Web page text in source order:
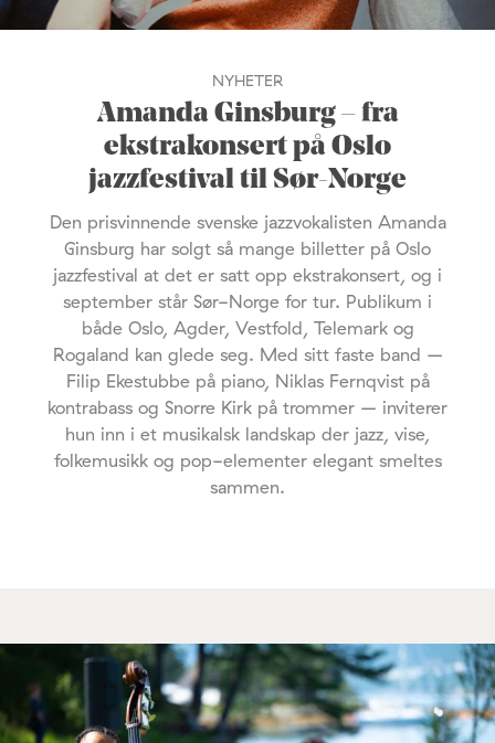
NYHETER
Amanda Ginsburg – fra
ekstrakonsert på Oslo
jazzfestival til Sør-Norge
Den prisvinnende svenske jazzvokalisten Amanda
Ginsburg har solgt så mange billetter på Oslo
jazzfestival at det er satt opp ekstrakonsert, og i
september står Sør-Norge for tur. Publikum i
både Oslo, Agder, Vestfold, Telemark og
Rogaland kan glede seg. Med sitt faste band –
Filip Ekestubbe på piano, Niklas Fernqvist på
kontrabass og Snorre Kirk på trommer – inviterer
hun inn i et musikalsk landskap der jazz, vise,
folkemusikk og pop-elementer elegant smeltes
sammen.